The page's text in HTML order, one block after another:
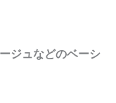
ジュなどのベーシ